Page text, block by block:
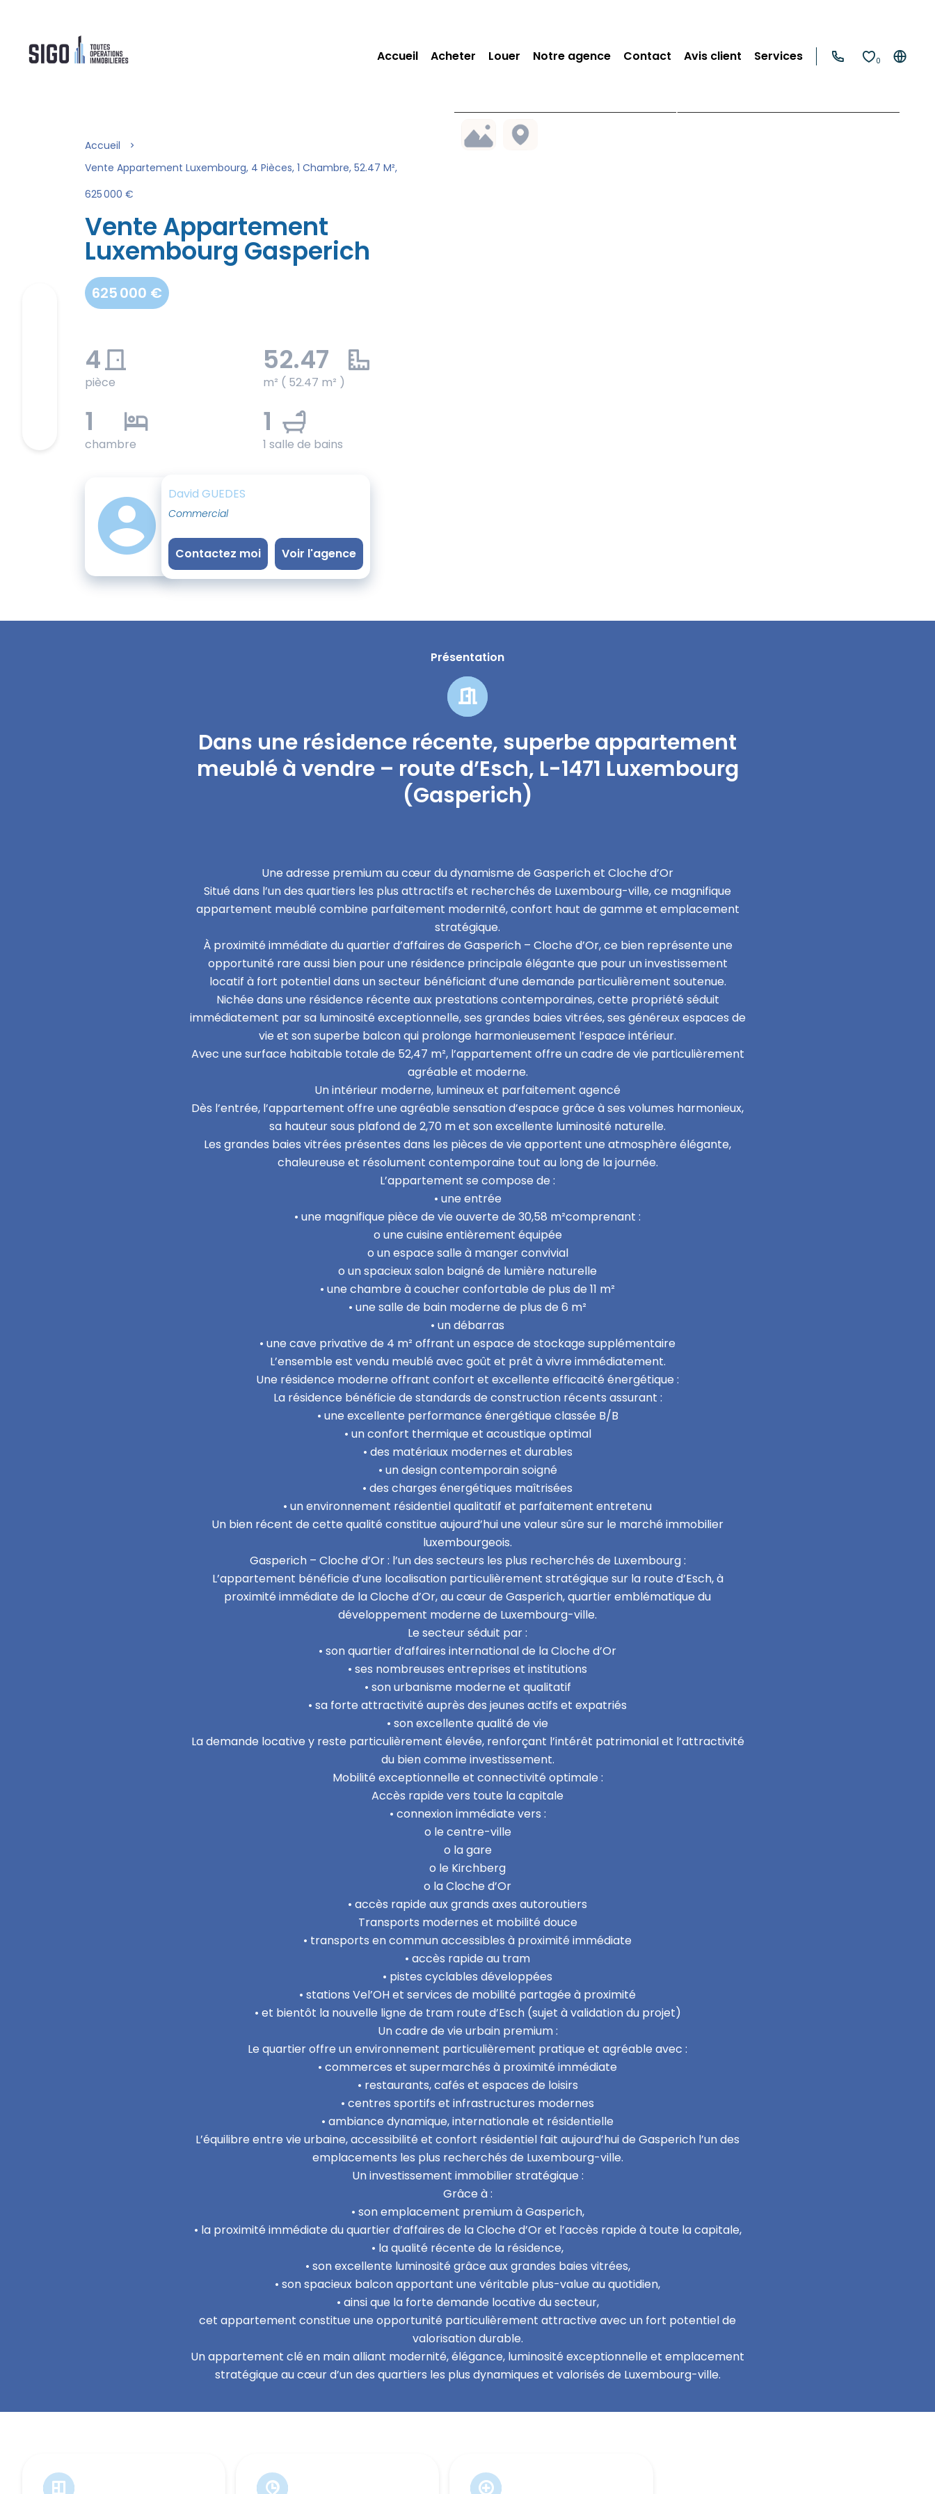
Accueil Acheter Louer Notre agence Contact Avis client Services 0
Accueil
Vente Appartement Luxembourg, 4 Pièces, 1 Chambre, 52.47 M²,
625 000 €
Vente Appartement
Luxembourg Gasperich
625 000 €
4
pièce
52.47
m² ( 52.47 m² )
1
chambre
1
1 salle de bains
David GUEDES
Commercial
Contactez moi Voir l'agence
Présentation
Dans une résidence récente, superbe appartement
meublé à vendre – route d’Esch, L-1471 Luxembourg
(Gasperich)
Une adresse premium au cœur du dynamisme de Gasperich et Cloche d’Or
Situé dans l’un des quartiers les plus attractifs et recherchés de Luxembourg-ville, ce magnifique
appartement meublé combine parfaitement modernité, confort haut de gamme et emplacement
stratégique.
À proximité immédiate du quartier d’affaires de Gasperich – Cloche d’Or, ce bien représente une
opportunité rare aussi bien pour une résidence principale élégante que pour un investissement
locatif à fort potentiel dans un secteur bénéficiant d’une demande particulièrement soutenue.
Nichée dans une résidence récente aux prestations contemporaines, cette propriété séduit
immédiatement par sa luminosité exceptionnelle, ses grandes baies vitrées, ses généreux espaces de
vie et son superbe balcon qui prolonge harmonieusement l’espace intérieur.
Avec une surface habitable totale de 52,47 m², l’appartement offre un cadre de vie particulièrement
agréable et moderne.
Un intérieur moderne, lumineux et parfaitement agencé
Dès l’entrée, l’appartement offre une agréable sensation d’espace grâce à ses volumes harmonieux,
sa hauteur sous plafond de 2,70 m et son excellente luminosité naturelle.
Les grandes baies vitrées présentes dans les pièces de vie apportent une atmosphère élégante,
chaleureuse et résolument contemporaine tout au long de la journée.
L’appartement se compose de :
• une entrée
• une magnifique pièce de vie ouverte de 30,58 m²comprenant :
o une cuisine entièrement équipée
o un espace salle à manger convivial
o un spacieux salon baigné de lumière naturelle
• une chambre à coucher confortable de plus de 11 m²
• une salle de bain moderne de plus de 6 m²
• un débarras
• une cave privative de 4 m² offrant un espace de stockage supplémentaire
L’ensemble est vendu meublé avec goût et prêt à vivre immédiatement.
Une résidence moderne offrant confort et excellente efficacité énergétique :
La résidence bénéficie de standards de construction récents assurant :
• une excellente performance énergétique classée B/B
• un confort thermique et acoustique optimal
• des matériaux modernes et durables
• un design contemporain soigné
• des charges énergétiques maîtrisées
• un environnement résidentiel qualitatif et parfaitement entretenu
Un bien récent de cette qualité constitue aujourd’hui une valeur sûre sur le marché immobilier
luxembourgeois.
Gasperich – Cloche d’Or : l’un des secteurs les plus recherchés de Luxembourg :
L’appartement bénéficie d’une localisation particulièrement stratégique sur la route d’Esch, à
proximité immédiate de la Cloche d’Or, au cœur de Gasperich, quartier emblématique du
développement moderne de Luxembourg-ville.
Le secteur séduit par :
• son quartier d’affaires international de la Cloche d’Or
• ses nombreuses entreprises et institutions
• son urbanisme moderne et qualitatif
• sa forte attractivité auprès des jeunes actifs et expatriés
• son excellente qualité de vie
La demande locative y reste particulièrement élevée, renforçant l’intérêt patrimonial et l’attractivité
du bien comme investissement.
Mobilité exceptionnelle et connectivité optimale :
Accès rapide vers toute la capitale
• connexion immédiate vers :
o le centre-ville
o la gare
o le Kirchberg
o la Cloche d’Or
• accès rapide aux grands axes autoroutiers
Transports modernes et mobilité douce
• transports en commun accessibles à proximité immédiate
• accès rapide au tram
• pistes cyclables développées
• stations Vel’OH et services de mobilité partagée à proximité
• et bientôt la nouvelle ligne de tram route d’Esch (sujet à validation du projet)
Un cadre de vie urbain premium :
Le quartier offre un environnement particulièrement pratique et agréable avec :
• commerces et supermarchés à proximité immédiate
• restaurants, cafés et espaces de loisirs
• centres sportifs et infrastructures modernes
• ambiance dynamique, internationale et résidentielle
L’équilibre entre vie urbaine, accessibilité et confort résidentiel fait aujourd’hui de Gasperich l’un des
emplacements les plus recherchés de Luxembourg-ville.
Un investissement immobilier stratégique :
Grâce à :
• son emplacement premium à Gasperich,
• la proximité immédiate du quartier d’affaires de la Cloche d’Or et l’accès rapide à toute la capitale,
• la qualité récente de la résidence,
• son excellente luminosité grâce aux grandes baies vitrées,
• son spacieux balcon apportant une véritable plus-value au quotidien,
• ainsi que la forte demande locative du secteur,
cet appartement constitue une opportunité particulièrement attractive avec un fort potentiel de
valorisation durable.
Un appartement clé en main alliant modernité, élégance, luminosité exceptionnelle et emplacement
stratégique au cœur d’un des quartiers les plus dynamiques et valorisés de Luxembourg-ville.